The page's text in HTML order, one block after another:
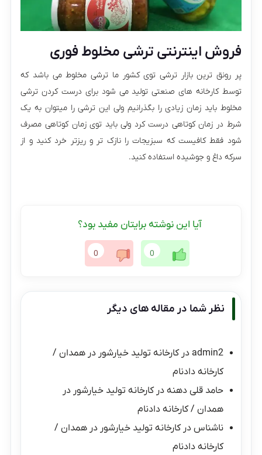
فروش اینترنتی ترشی مخلوط فوری
پر رونق ترین بازار ترشی توی کشور ما ترشی مخلوط می باشد که
توسط کارخانه های صنعتی تولید می شود برای درست کردن ترشی
مخلوط باید زمان زیادی را بگذرانیم ولی این ترشی را میتوان به یک
شرط در زمان کوتاهی درست کرد ولی باید توی زمان کوتاهی مصرف
شود فقط کافیست که سبزیجات را نازک تر و ریزتر خرد کنید و از
سرکه داغ و جوشیده استفاده کنید.
آیا این نوشته برایتان مفید بود؟
0
0
نظر شما در مقاله های دیگر
admin2 درکارخانه تولید خیارشور در همدان /
کارخانه دادنام
حامد قلی دهنه درکارخانه تولید خیارشور در
همدان / کارخانه دادنام
ناشناس درکارخانه تولید خیارشور در همدان /
کارخانه دادنام